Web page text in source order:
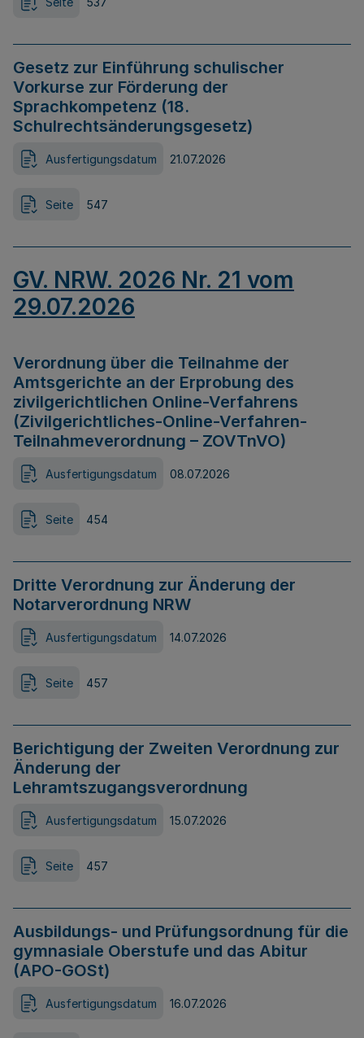
Gesetz zur Einführung schulischer
Vorkurse zur Förderung der
Sprachkompetenz (18.
Schulrechtsänderungsgesetz)
Ausfertigungsdatum 21.07.2026
Seite 547
GV. NRW. 2026 Nr. 21 vom
29.07.2026
Verordnung über die Teilnahme der
Amtsgerichte an der Erprobung des
zivilgerichtlichen Online-Verfahrens
(Zivilgerichtliches-Online-Verfahren-
Teilnahmeverordnung – ZOVTnVO)
Ausfertigungsdatum 08.07.2026
Seite 454
Dritte Verordnung zur Änderung der
Notarverordnung NRW
Ausfertigungsdatum 14.07.2026
Seite 457
Berichtigung der Zweiten Verordnung zur
Änderung der
Lehramtszugangsverordnung
Ausfertigungsdatum 15.07.2026
Seite 457
Ausbildungs- und Prüfungsordnung für die
gymnasiale Oberstufe und das Abitur
(APO-GOSt)
Ausfertigungsdatum 16.07.2026